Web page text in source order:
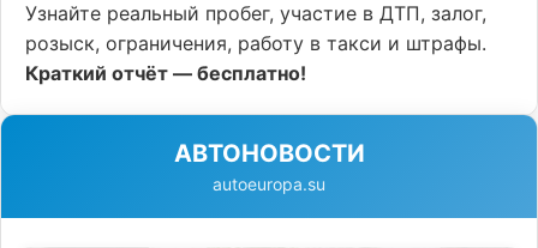
Узнайте реальный пробег, участие в ДТП, залог,
розыск, ограничения, работу в такси и штрафы.
Краткий отчёт — бесплатно!
АВТОНОВОСТИ
autoeuropa.su